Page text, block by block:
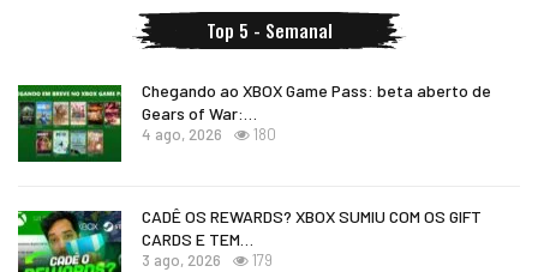
Top 5 - Semanal
Chegando ao XBOX Game Pass: beta aberto de
Gears of War:…
4 ago, 2026 180
CADÊ OS REWARDS? XBOX SUMIU COM OS GIFT
CARDS E TEM…
3 ago, 2026 179